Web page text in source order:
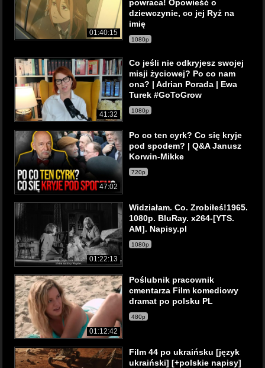
01:40:15
powraca! Opowieść o
dziewczynie, co jej Ryż na
imię
1080p
41:32
Co jeśli nie odkryjesz swojej
misji życiowej? Po co nam
ona? | Adrian Porada | Ewa
Turek #GoToGrow
1080p
47:02
Po co ten cyrk? Co się kryje
pod spodem? | Q&A Janusz
Korwin-Mikke
720p
01:22:13
Widziałam. Co. Zrobiłeś!1965.
1080p. BluRay. x264-[YTS.
AM]. Napisy.pl
1080p
01:12:42
Poślubnik pracownik
cmentarza Film komediowy
dramat po polsku PL
480p
Film 44 po ukraińsku [język
ukraiński] [+polskie napisy]